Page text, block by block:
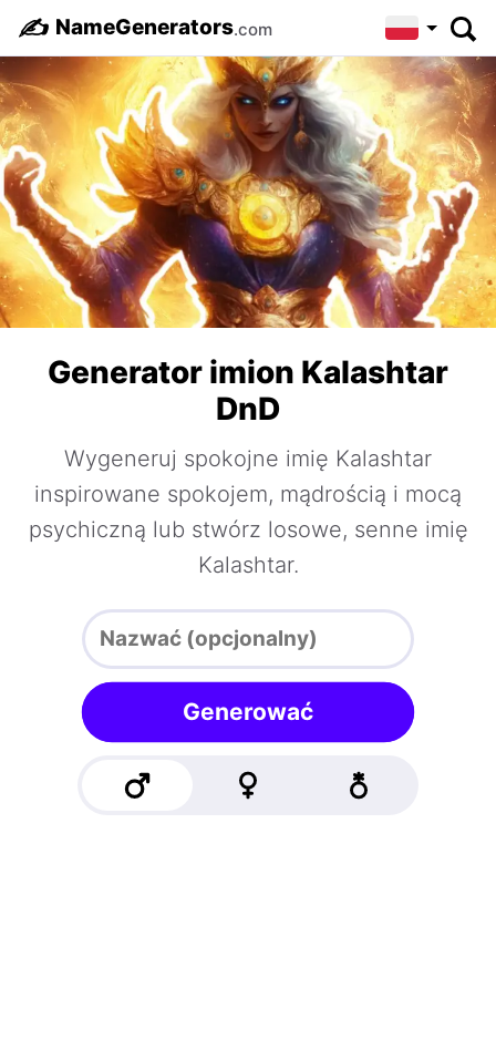
✍️ NameGenerators.com
Generator imion Kalashtar
DnD
Wygeneruj spokojne imię Kalashtar
inspirowane spokojem, mądrością i mocą
psychiczną lub stwórz losowe, senne imię
Kalashtar.
Generować